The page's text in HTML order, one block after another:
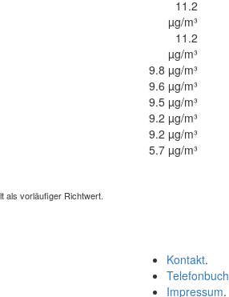
11.2
µg/m³
11.2
µg/m³
9.8 µg/m³
9.6 µg/m³
9.5 µg/m³
9.2 µg/m³
9.2 µg/m³
5.7 µg/m³
als vorläufiger Richtwert.
Kontakt.
Telefonbuch
Impressum.